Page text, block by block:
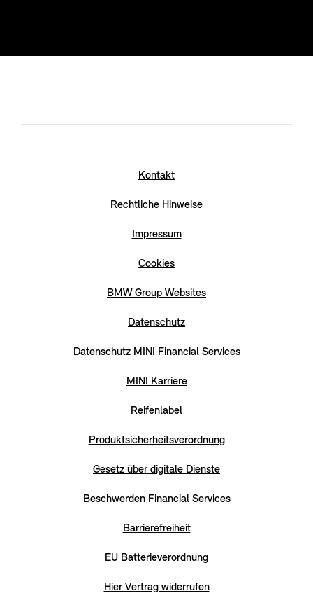
Kontakt
Rechtliche Hinweise
Impressum
Cookies
BMW Group Websites
Datenschutz
Datenschutz MINI Financial Services
MINI Karriere
Reifenlabel
Produktsicherheitsverordnung
Gesetz über digitale Dienste
Beschwerden Financial Services
Barrierefreiheit
EU Batterieverordnung
Hier Vertrag widerrufen